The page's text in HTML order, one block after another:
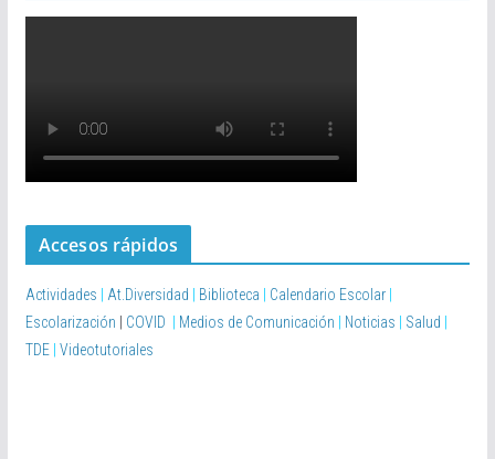
Accesos rápidos
Actividades At.Diversidad Biblioteca Calendario Escolar
Escolarización
COVID Medios de Comunicación Noticias Salud
TDE Videotutoriales